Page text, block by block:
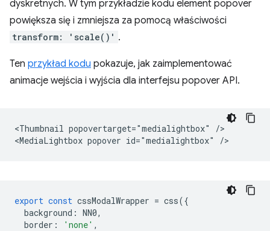
dyskretnych. W tym przykładzie kodu element popover
powiększa się i zmniejsza za pomocą właściwości
transform: 'scale()' .
Ten przykład kodu pokazuje, jak zaimplementować
animacje wejścia i wyjścia dla interfejsu popover API.
<Thumbnail popovertarget="medialightbox" />
export const cssModalWrapper = css({
background : NN0,
border : 'none' ,